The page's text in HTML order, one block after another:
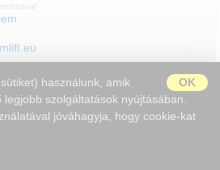
OK
használunk, amik
szolgáltatások nyújtásában.
jóváhagyja, hogy cookie-kat
Serfőződombi